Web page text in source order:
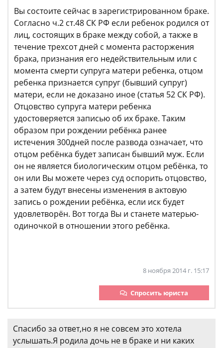
Вы состоите сейчас в зарегистрированном браке.
Согласно ч.2 ст.48 СК РФ если ребенок родился от
лиц, состоящих в браке между собой, а также в
течение трехсот дней с момента расторжения
брака, признания его недействительным или с
момента смерти супруга матери ребенка, отцом
ребенка признается супруг (бывший супруг)
матери, если не доказано иное (статья 52 СК РФ).
Отцовство супруга матери ребенка
удостоверяется записью об их браке. Таким
образом при рождении ребёнка ранее
истечения 300дней после развода означает, что
отцом ребёнка будет записан бывший муж. Если
он не является биологическим отцом ребёнка, то
он или Вы можете через суд оспорить отцовство,
а затем будут внесены изменения в актовую
запись о рождении ребёнка, если иск будет
удовлетворён. Вот тогда Вы и станете матерью-
одиночкой в отношении этого ребёнка.
8 ноября 2014 г. 15:17
Спросить юриста
Спасибо за ответ,но я не совсем это хотела
услышать.Я родила дочь не в браке и ни каких